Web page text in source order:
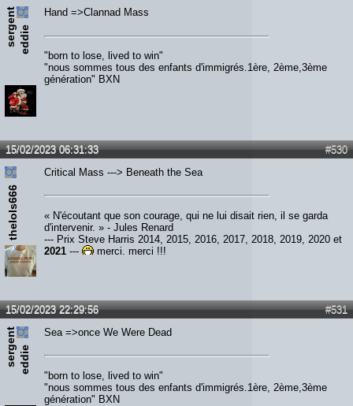
s
e
rg
e
n
t
e
d
d
ie
Hand =>Clannad Mass
"born to lose, lived to win"
"nous sommes tous des enfants d'immigrés.1ère, 2ème,3ème
génération" BXN
#530
15/02/2023 06:31:33
thelols666
Critical Mass ---> Beneath the Sea
« N'écoutant que son courage, qui ne lui disait rien, il se garda
d'intervenir. » - Jules Renard
--- Prix Steve Harris 2014, 2015, 2016, 2017, 2018, 2019, 2020 et
2021 --- merci, merci !!!
#531
15/02/2023 22:29:56
s
e
rg
e
n
t
e
d
d
ie
Sea =>once We Were Dead
"born to lose, lived to win"
"nous sommes tous des enfants d'immigrés.1ère, 2ème,3ème
génération" BXN